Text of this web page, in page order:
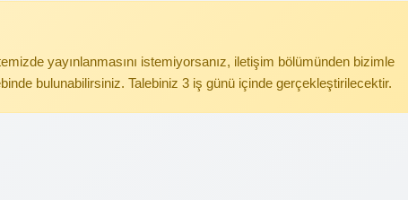
yayınlanmasını istemiyorsanız, iletişim bölümünden bizimle
bulunabilirsiniz. Talebiniz 3 iş günü içinde gerçekleştirilecektir.